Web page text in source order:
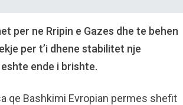
per ne Rripin e Gazes dhe te behen
per t’i dhene stabilitet nje
ende i brishte.
qe Bashkimi Evropian permes shefit